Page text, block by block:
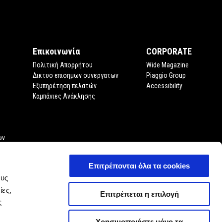
Επιτρέπονται όλα τα cookies
Επιτρέπεται η επιλογή
Επικοινωνία
Πολιτική Απορρήτου
Δικτυο επισημων συνεργατων
Εξυπηρέτηση πελατών
Καμπάνιες Ανάκλησης
CORPORATE
Wide Magazine
Piaggio Group
Accessibility